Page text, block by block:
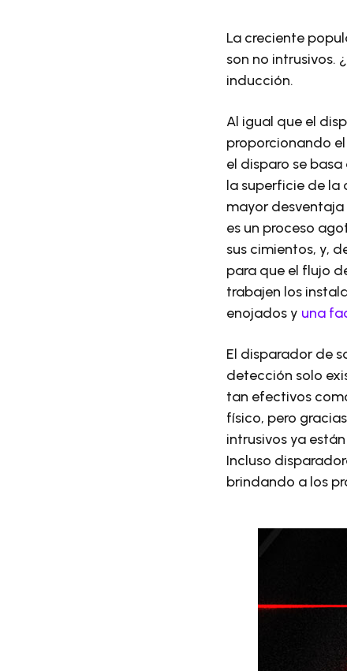
La creciente
son no intrusivos.
inducción.
Al igual que el
proporcionando
el disparo se
la superficie de la
mayor desventaja
es un proceso
sus cimientos, y,
para que el flujo
trabajen los
enojados y una
El disparador de
detección solo
tan efectivos
físico, pero
intrusivos ya
Incluso
brindando a los